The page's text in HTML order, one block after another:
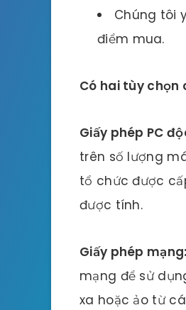
Chúng tôi
điểm mua.
Có hai tùy chọn
Giấy phép PC
trên số lượng
tổ chức được
được tính.
Giấy phép mạng:
mạng để sử
xa hoặc ảo từ